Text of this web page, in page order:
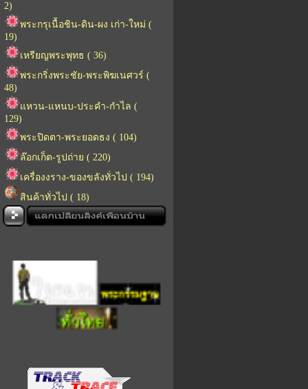
2)
พระกรุเนื้อชิน-ดิน-ผง เก่า-ใหม่ (
19)
เหรียญพระพุทธ ( 36)
พระกริ่งพระชัย-พระพิฆเนศวร์ (
48)
แหวน-แหนบ-ประคำ-กำไล (
129)
พระปิดตา-พระยอดธง ( 104)
ล๊อกเก็ต-รูปถ่าย ( 220)
เครื่องงราง-ของขลังทั่วไป ( 194)
สินค้าทั่วไป ( 18)